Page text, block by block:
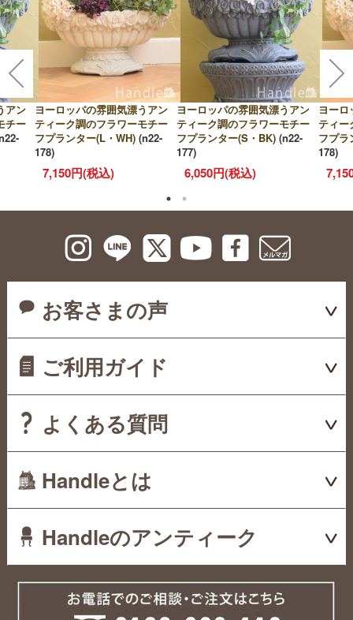
アン
チー
ヨーロッパの雰囲気漂うアン
ティーク調のフラワーモチー
フプランター(L・WH) (n22-
178)
7,150円(税込)
ヨーロッパの雰囲気漂うアン
ティーク調のフラワーモチー
フプランター(S・BK) (n22-
177)
6,050円(税込)
ヨー
ティー
フプラ
178)
お客さまの声
ご利用ガイド
よくある質問
Handleとは
Handleのアンティーク